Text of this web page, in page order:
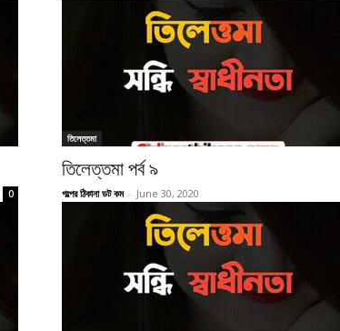
0
তিলেত্তমা
তিলেত্তমা পর্ব ৯
গল্পের ঠিকানা ডট কম - June 30, 2020